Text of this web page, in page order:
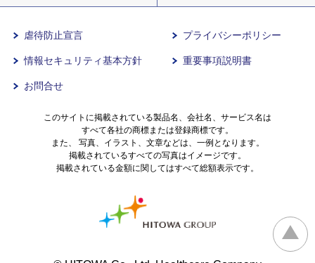
滋賀県 兵庫県
一日の流れ
有料老人ホームとは
有料老人ホームを選ぶ時のポイント
介護費用とお金について
虐待防止宣言 プライバシーポリシー
情報セキュリティ基本方針 重要事項説明書
お問合せ
このサイトに掲載されている製品名、会社名、サービス名は
すべて各社の商標または登録商標です。
また、 写真、イラスト、文章などは、一例となります。
掲載されているすべての写真はイメージです。
掲載されている金額に関してはすべて総額表示です。